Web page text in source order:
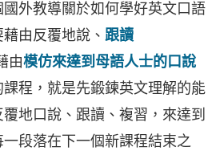
外教導關於如何學好英文口語
由反覆地說、 跟讀
由模仿來達到母語人士的口說
課程，就是先鍛鍊英文理解的能
地口說、跟讀、複習，來達到
段落在下一個新課程結束之